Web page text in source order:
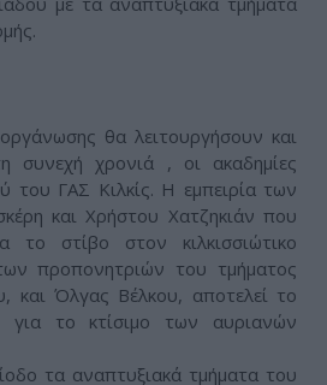
θα λειτουργήσουν και
συνεχή χρονιά , οι ακαδημίες
του ΓΑΣ Κιλκίς. Η εμπειρία των
και Χρήστου Χατζηκιάν που
το στίβο στον κιλκισσιώτικο
προπονητριών του τμήματος
και Όλγας Βέλκου, αποτελεί το
για το κτίσιμο των αυριανών
τα αναπτυξιακά τμήματα του